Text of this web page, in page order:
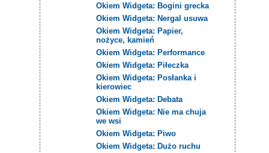
Okiem Widgeta: Bogini grecka
Okiem Widgeta: Nergal usuwa
Okiem Widgeta: Papier,
nożyce, kamień
Okiem Widgeta: Performance
Okiem Widgeta: Piłeczka
Okiem Widgeta: Posłanka i
kierowiec
Okiem Widgeta: Debata
Okiem Widgeta: Nie ma chuja
we wsi
Okiem Widgeta: Piwo
Okiem Widgeta: Dużo ruchu